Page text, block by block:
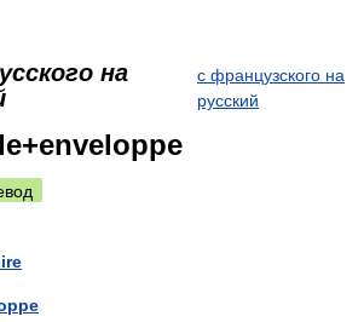
на
с французского на
русский